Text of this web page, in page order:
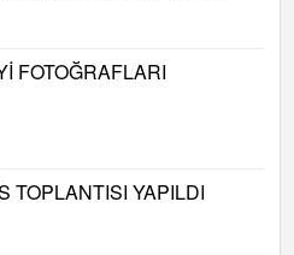
FOTOĞRAFLARI
TOPLANTISI YAPILDI